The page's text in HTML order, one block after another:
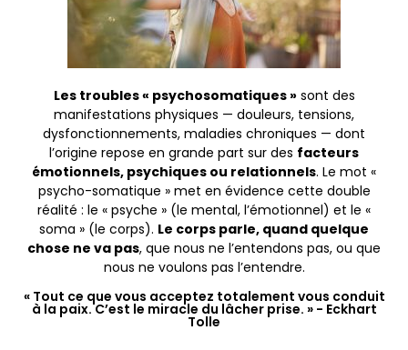
Les troubles « psychosomatiques »sont des
manifestations physiques — douleurs, tensions,
dysfonctionnements, maladies chroniques — dont
l’origine repose en grande part sur des facteurs
émotionnels, psychiques ou relationnels. Le mot «
psycho-somatique » met en évidence cette double
réalité : le « psyche » (le mental, l’émotionnel) et le «
soma » (le corps). Le corps parle, quand quelque
chose ne va pas, que nous ne l’entendons pas, ou que
nous ne voulons pas l’entendre.
« Tout ce que vous acceptez totalement vous conduit
à la paix. C’est le miracle du lâcher prise. » - Eckhart
Tolle